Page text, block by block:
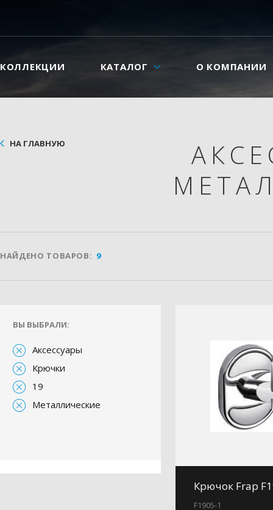
КОЛЛЕКЦИИ КАТАЛОГ О КОМПАНИИ
НА ГЛАВНУЮ
НАЙДЕНО ТОВАРОВ: 9
ВЫ ВЫБРАЛИ:
Аксессуары
Крючки
19
Металлические
Крючок Frap
F1905-1